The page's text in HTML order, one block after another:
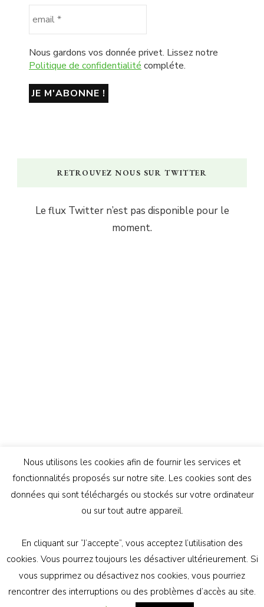
Nous gardons vos donnée privet. Lissez notre
Politique de confidentialité compléte.
RETROUVEZ NOUS SUR TWITTER
Le flux Twitter n’est pas disponible pour le
moment.
Génération Athée
. Tous droits
réservés.
Vilva | Développé par
Propulsé par
politique de confidentialité
Nous utilisons les cookies afin de fournir les services et
fonctionnalités proposés sur notre site. Les cookies sont des
données qui sont téléchargés ou stockés sur votre ordinateur
ou sur tout autre appareil.
En cliquant sur ”J’accepte”, vous acceptez l’utilisation des
cookies. Vous pourrez toujours les désactiver ultérieurement. Si
vous supprimez ou désactivez nos cookies, vous pourriez
rencontrer des interruptions ou des problèmes d’accès au site.